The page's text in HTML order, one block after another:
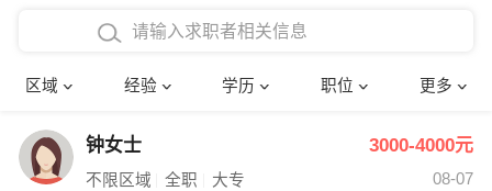
区域 经验 学历 职位 更多
在校学生工作经验
四年以上工作经验
博士
文员 护士
确定
钟女士 3000-4000元
不限区域 全职 大专
08-07